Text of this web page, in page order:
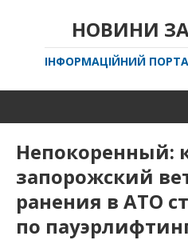
НОВИНИ
ІНФОРМАЦІЙНИЙ
Непокоренный:
запорожский
ранения в АТО
по